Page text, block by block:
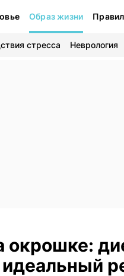
Образ жизни
стресса Неврология
окрошке: